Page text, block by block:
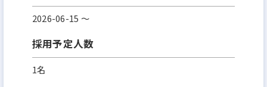
2026-06-15 〜
採用予定人数
1名